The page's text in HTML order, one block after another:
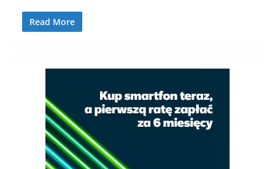
Read More